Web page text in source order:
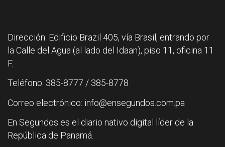
Dirección: Edificio Brazil 405, vía Brasil, entrando por
la Calle del Agua (al lado del Idaan), piso 11, oficina 11
F.
Teléfono: 385-8777 / 385-8778
Correo electrónico: info@ensegundos.com.pa
En Segundos es el diario nativo digital líder de la
República de Panamá.